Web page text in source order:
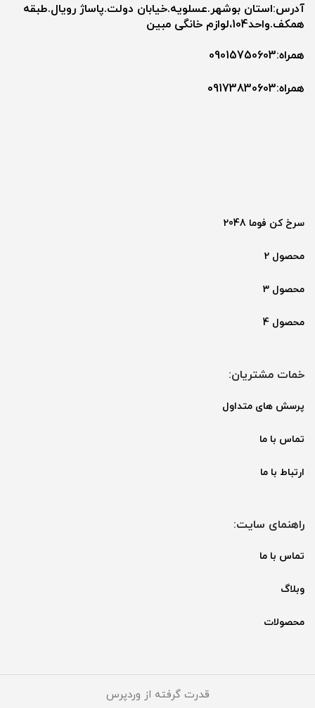
آدرس:استان بوشهر.عسلویه.خیابان دولت.پاساژ رویال.طبقه
همکف.واحد104،لوازم خانگی مبین
همراه:09015750603
همراه:۰9173830603
سرخ کن فوما 2048
محصول 2
محصول 3
محصول 4
خمات مشتریان:
پرسش های متداول
تماس با ما
ارتباط با ما
راهنمای سایت:
تماس با ما
وبلاگ
محصولات
قدرت گرفته از وردپرس